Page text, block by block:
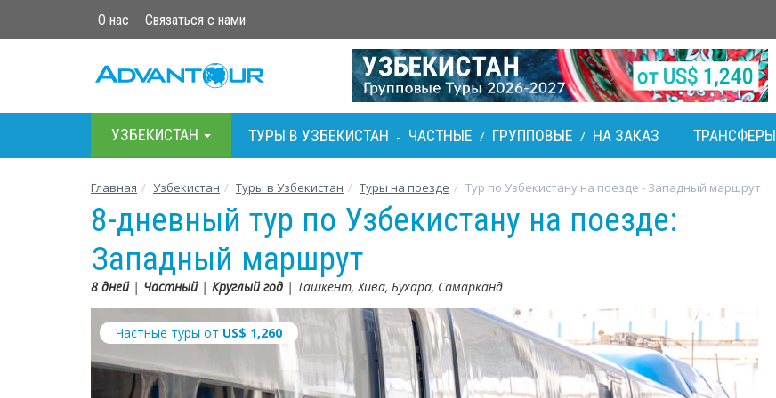
О нас Связаться с нами
УЗБЕКИСТАН ТУРЫ В УЗБЕКИСТАН - ЧАСТНЫЕ / ГРУППОВЫЕ / НА ЗАКАЗ ТРАНСФЕРЫ
Главная Узбекистан Туры в Узбекистан Туры на поезде Тур по Узбекистану на поезде - Западный маршрут
8-дневный тур по Узбекистану на поезде:
Западный маршрут
8 дней| Частный| Круглый год | Ташкент, Хива, Бухара, Самарканд
Частные туры от US$ 1,260